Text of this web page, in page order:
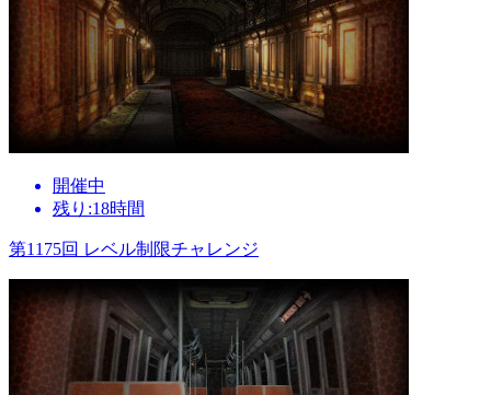
開催中
残り:18時間
第1175回 レベル制限チャレンジ